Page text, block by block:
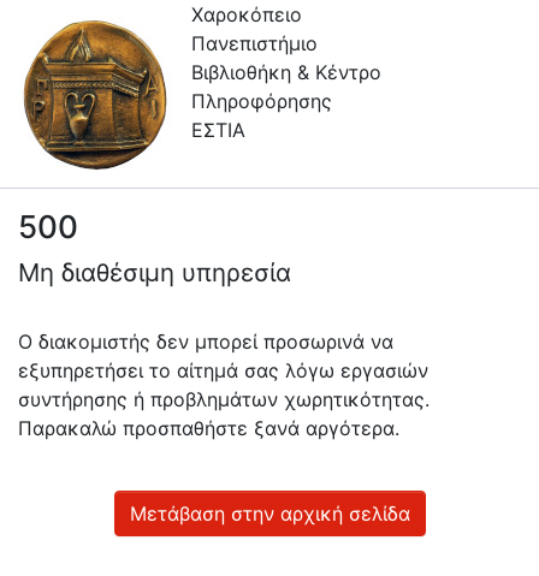
Χαροκόπειο
Πανεπιστήμιο
Βιβλιοθήκη & Κέντρο
Πληροφόρησης
ΕΣΤΙΑ
Πληροφορίες
Επικοινωνία
Υπηρεσίες
Αυτοαπόθεσης
Ανοιχτά
Δεδομένα
500
Μη διαθέσιμη υπηρεσία
Ο διακομιστής δεν μπορεί προσωρινά να
εξυπηρετήσει το αίτημά σας λόγω εργασιών
συντήρησης ή προβλημάτων χωρητικότητας.
Παρακαλώ προσπαθήστε ξανά αργότερα.
Μετάβαση στην αρχική σελίδα